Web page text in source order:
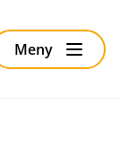
Meny